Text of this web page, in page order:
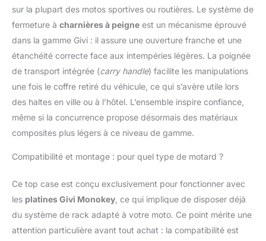
sur la plupart des motos sportives ou routières. Le système de
fermeture à charnières à peigne est un mécanisme éprouvé
dans la gamme Givi : il assure une ouverture franche et une
étanchéité correcte face aux intempéries légères. La poignée
de transport intégrée (carry handle) facilite les manipulations
une fois le coffre retiré du véhicule, ce qui s’avère utile lors
des haltes en ville ou à l’hôtel. L’ensemble inspire confiance,
même si la concurrence propose désormais des matériaux
composites plus légers à ce niveau de gamme.
Compatibilité et montage : pour quel type de motard ?
Ce top case est conçu exclusivement pour fonctionner avec
les platines Givi Monokey, ce qui implique de disposer déjà
du système de rack adapté à votre moto. Ce point mérite une
attention particulière avant tout achat : la compatibilité est